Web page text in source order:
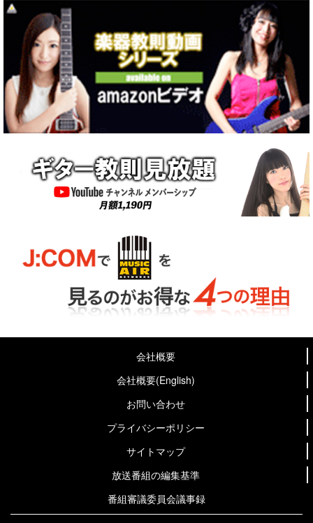
会社概要
会社概要(English)
お問い合わせ
プライバシーポリシー
サイトマップ
放送番組の編集基準
番組審議委員会議事録